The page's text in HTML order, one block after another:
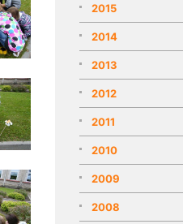
2015
2014
2013
2012
2011
2010
2009
2008